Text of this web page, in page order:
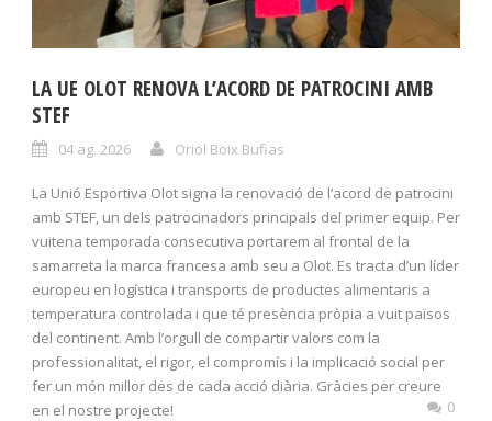
LA UE OLOT RENOVA L’ACORD DE PATROCINI AMB
STEF
04 ag. 2026 Oriol Boix Bufias
La Unió Esportiva Olot signa la renovació de l’acord de patrocini
amb STEF, un dels patrocinadors principals del primer equip. Per
vuitena temporada consecutiva portarem al frontal de la
samarreta la marca francesa amb seu a Olot. Es tracta d’un líder
europeu en logística i transports de productes alimentaris a
temperatura controlada i que té presència pròpia a vuit països
del continent. Amb l’orgull de compartir valors com la
professionalitat, el rigor, el compromís i la implicació social per
fer un món millor des de cada acció diària. Gràcies per creure
en el nostre projecte!
0